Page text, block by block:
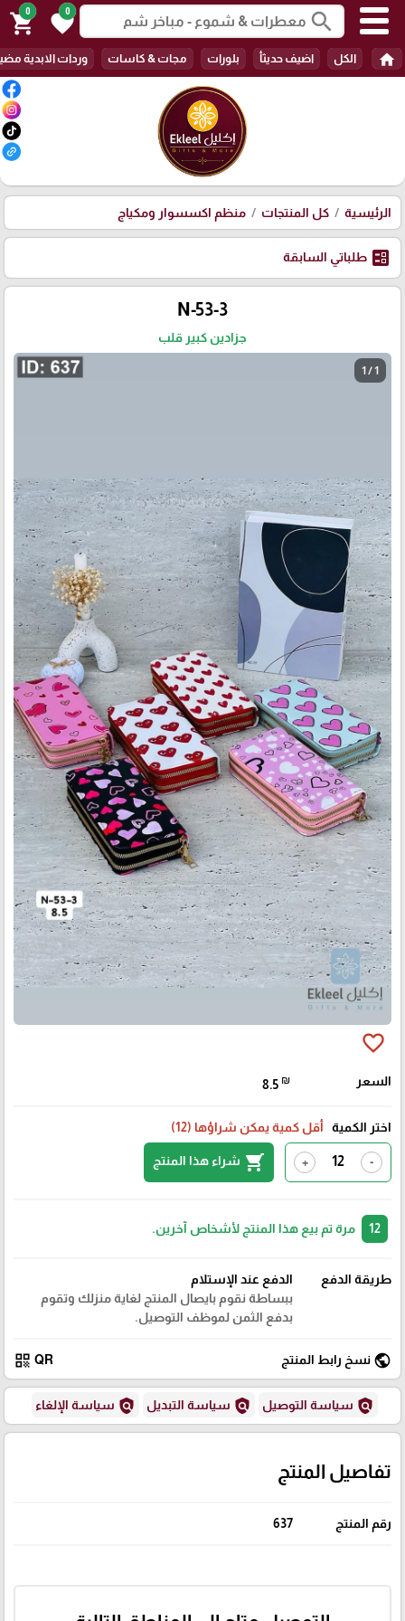
search
0
favorite
0
shopping_cart
home الكل اضيف حديثأ بلورات مجات & كاسات وردات الابدية
الرئيسية كل المنتجات منظم اكسسوار ومكياج
ballot طلباتي السابقة
N-53-3
جزادين كبير قلب
1 / 1
favorite_border
السعر 8.5 ₪
اختر الكمية أقل كمية يمكن شراؤها (12)
-
+
shopping_cart شراء هذا المنتج
مرة تم بيع هذا المنتج لأشخاص آخرين.
طريقة الدفع
الدفع عند الإستلام
ببساطة نقوم بايصال المنتج لغاية منزلك وتقوم
بدفع الثمن لموظف التوصيل.
public نسخ رابط المنتج QR
qr_code
policy سياسة التوصيل policy سياسة التبديل policy سياسة الإلغاء
تفاصيل المنتج
رقم المنتج 637